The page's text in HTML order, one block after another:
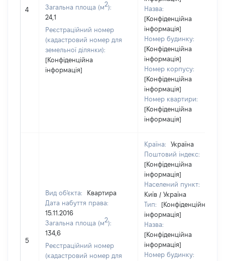
4
Загальна площа (м2):
24,1
Реєстраційний номер
(кадастровий номер для
земельної ділянки):
[Конфіденційна
інформація]
Назва:
[Конфіденційна
інформація]
Номер будинку:
[Конфіденційна
інформація]
Номер корпусу:
[Конфіденційна
інформація]
Номер квартири:
[Конфіденційна
інформація]
5
Вид об'єкта:
Квартира
Дата набуття права:
15.11.2016
Загальна площа (м2):
134,6
Реєстраційний номер
(кадастровий номер для
Країна:
Україна
Поштовий індекс:
[Конфіденційна
інформація]
Населений пункт:
Київ / Україна
Тип:
[Конфіденційна
інформація]
Назва:
[Конфіденційна
інформація]
Номер будинку: